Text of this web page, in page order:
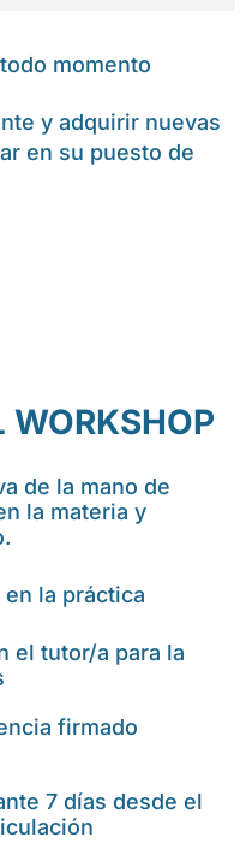
momento
y adquirir nuevas
en su puesto de
WORKSHOP
de la mano de
la materia y
la práctica
el tutor/a para la
firmado
7 días desde el